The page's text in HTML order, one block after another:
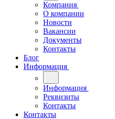
Компания
О компании
Новости
Вакансии
Документы
Контакты
Блог
Информация
Информация
Реквизиты
Контакты
Контакты